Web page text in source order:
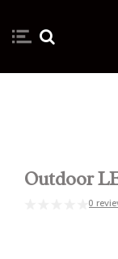
Outdoor
0